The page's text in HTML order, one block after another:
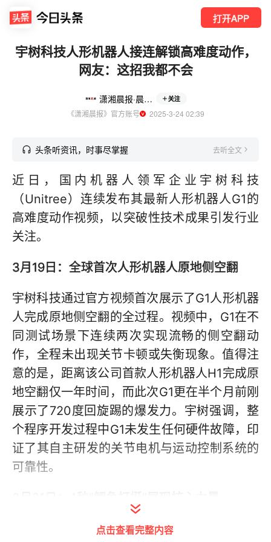
打开APP
宇树科技人形机器人接连解锁高难度动作，
网友：这招我都不会
潇湘晨报·晨视频 关注
《潇湘晨报》官方账号
  2025-3-24 02:39
头条听资讯，时事尽掌握 去听全文
近日，国内机器人领军企业宇树科技
（Unitree）连续发布其最新人形机器人G1的
高难度动作视频，以突破性技术成果引发行业
关注。
3月19日：全球首次人形机器人原地侧空翻
宇树科技通过官方视频首次展示了G1人形机器
人完成原地侧空翻的全过程。视频中，G1在不
同测试场景下连续两次实现流畅的侧空翻动
作，全程未出现关节卡顿或失衡现象。值得注
意的是，距离该公司首款人形机器人H1完成原
地空翻仅一年时间，而此次G1更在半个月前刚
展示了720度回旋踢的爆发力。宇树强调，整
个程序开发过程中G1未发生任何硬件故障，印
证了其自主研发的关节电机与运动控制系统的
可靠性。
在侧空翻突破仅两天后，宇树再次发布G1解锁
点击查看完整内容